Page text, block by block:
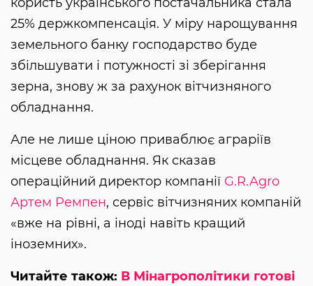
25% держкомпенсація. У міру нарощування
земельного банку господарство буде
збільшувати і потужності зі зберігання
зерна, знову ж за рахунок вітчизняного
обладнання.
Але не лише ціною приваблює аграріїв
місцеве обладнання. Як сказав
операційний директор компанії G.R.Agro
Артем Ремпен, сервіс вітчизняних компаній
«вже на рівні, а іноді навіть кращий
іноземних».
Читайте також: В Мінагрополітики готові